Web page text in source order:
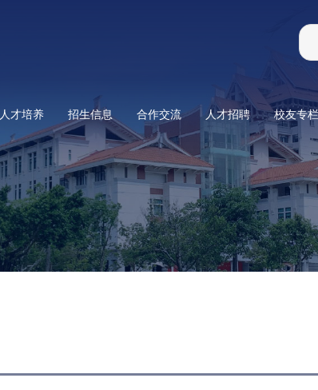
人才培养 招生信息 合作交流 人才招聘 校友专栏